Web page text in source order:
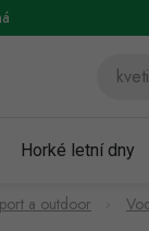
Horké letní dny
a outdoor